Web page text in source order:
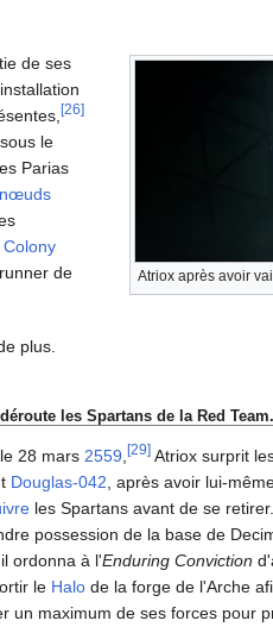
Atriox après avoir
de ses
[26]
le
Parias
nœuds
Colony
de
plus.
les Spartans de la Red Team.
28 mars 2559 [29] Atriox surprit
Douglas-042 , après avoir lui-
les Spartans avant de se retirer.
possession de la base de
ordonna à l'Enduring Conviction
le Halo de la forge de l'Arche
un maximum de ses forces pour